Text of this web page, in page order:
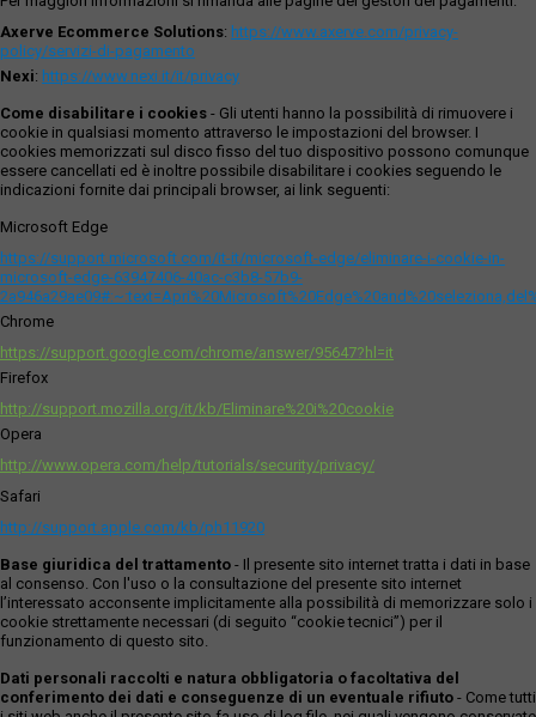
Axerve Ecommerce Solutions: https://www.axerve.com/privacy-
policy/servizi-di-pagamento
Nexi: https://www.nexi.it/it/privacy
Come disabilitare i cookies - Gli utenti hanno la possibilità di rimuovere i
cookie in qualsiasi momento attraverso le impostazioni del browser. I
cookies memorizzati sul disco fisso del tuo dispositivo possono comunque
essere cancellati ed è inoltre possibile disabilitare i cookies seguendo le
indicazioni fornite dai principali browser, ai link seguenti:
Microsoft Edge
https://support.microsoft.com/it-it/microsoft-edge/eliminare-i-cookie-in-
microsoft-edge-63947406-40ac-c3b8-57b9-
Chrome
https://support.google.com/chrome/answer/95647?hl=it
Firefox
http://support.mozilla.org/it/kb/Eliminare%20i%20cookie
Opera
http://www.opera.com/help/tutorials/security/privacy/
Safari
http://support.apple.com/kb/ph11920
Base giuridica del trattamento - Il presente sito internet tratta i dati in base
al consenso. Con l'uso o la consultazione del presente sito internet
l’interessato acconsente implicitamente alla possibilità di memorizzare solo i
cookie strettamente necessari (di seguito “cookie tecnici”) per il
funzionamento di questo sito.
Dati personali raccolti e natura obbligatoria o facoltativa del
conferimento dei dati e conseguenze di un eventuale rifiuto - Come tutti